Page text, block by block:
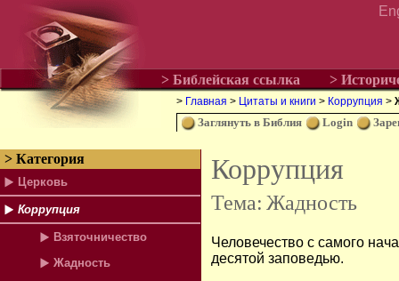
> Библейская ссылка >
> Главная > Цитаты и книги > Коррупция >
Заглянуть в Библия Login
> Категория
Церковь
Коррупция
Взяточничество
Жадность
Коррупция
Тема: Жадность
Человечество с самого
десятой заповедью.